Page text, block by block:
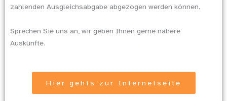
zahlenden Ausgleichsabgabe abgezogen werden können.
Sprechen Sie uns an, wir geben Ihnen gerne nähere
Auskünfte.
Hier gehts zur Internetseite